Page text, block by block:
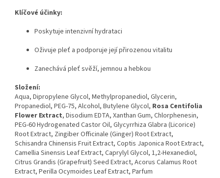
Klíčové účinky:
Poskytuje intenzivní hydrataci
Oživuje pleť a podporuje její přirozenou vitalitu
Zanechává pleť svěží, jemnou a hebkou
Složení:
Aqua, Dipropylene Glycol, Methylpropanediol, Glycerin,
Propanediol, PEG-75, Alcohol, Butylene Glycol, Rosa Centifolia
Flower Extract, Disodium EDTA, Xanthan Gum, Chlorphenesin,
PEG-60 Hydrogenated Castor Oil, Glycyrrhiza Glabra (Licorice)
Root Extract, Zingiber Officinale (Ginger) Root Extract,
Schisandra Chinensis Fruit Extract, Coptis Japonica Root Extract,
Camellia Sinensis Leaf Extract, Caprylyl Glycol, 1,2-Hexanediol,
Citrus Grandis (Grapefruit) Seed Extract, Acorus Calamus Root
Extract, Perilla Ocymoides Leaf Extract, Parfum